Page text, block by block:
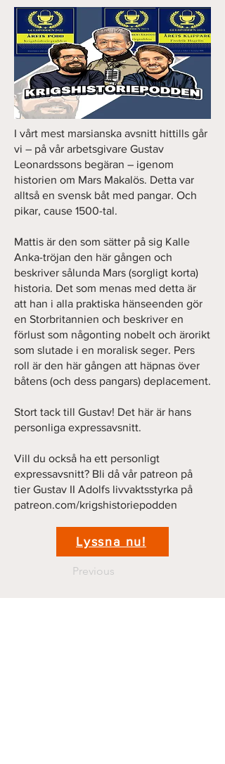
I vårt mest marsianska avsnitt hittills går
vi – på vår arbetsgivare Gustav
Leonardssons begäran – igenom
historien om Mars Makalös. Detta var
alltså en svensk båt med pangar. Och
pikar, cause 1500-tal.
Mattis är den som sätter på sig Kalle
Anka-tröjan den här gången och
beskriver sålunda Mars (sorgligt korta)
historia. Det som menas med detta är
att han i alla praktiska hänseenden gör
en Storbritannien och beskriver en
förlust som någonting nobelt och ärorikt
som slutade i en moralisk seger. Pers
roll är den här gången att häpnas över
båtens (och dess pangars) deplacement.
Stort tack till Gustav! Det här är hans
personliga expressavsnitt.
Vill du också ha ett personligt
expressavsnitt? Bli då vår patreon på
tier Gustav II Adolfs livvaktsstyrka på
patreon.com/krigshistoriepodden
Lyssna nu!
Previous